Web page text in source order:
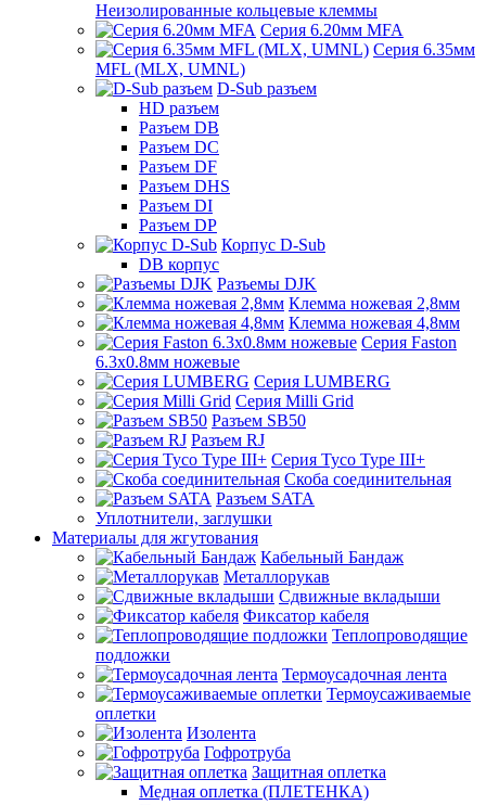
Неизолированные кольцевые клеммы
Серия 6.20мм MFA
Серия 6.35мм
MFL (MLX, UMNL)
D-Sub разъем
HD разъем
Разъем DB
Разъем DC
Разъем DF
Разъем DHS
Разъем DI
Разъем DP
Корпус D-Sub
DB корпус
Разъемы DJK
Клемма ножевая 2,8мм
Клемма ножевая 4,8мм
Серия Faston
6.3х0.8мм ножевые
Серия LUMBERG
Серия Milli Grid
Разъем SB50
Разъем RJ
Серия Tyco Type III+
Скоба соединительная
Разъем SATA
Уплотнители, заглушки
Материалы для жгутования
Кабельный Бандаж
Металлорукав
Сдвижные вкладыши
Фиксатор кабеля
Теплопроводящие
подложки
Термоусадочная лента
Термоусаживаемые
оплетки
Изолента
Гофротруба
Защитная оплетка
Медная оплетка (ПЛЕТЕНКА)